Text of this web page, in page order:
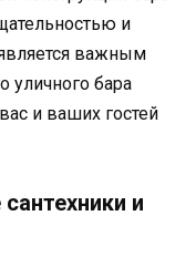
и
важным
уличного бара
и ваших гостей
и